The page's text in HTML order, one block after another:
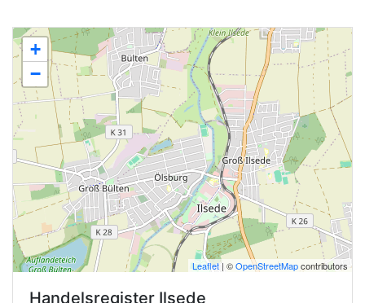
+
−
Leaflet| ©OpenStreetMapcontributors
Handelsregister Ilsede